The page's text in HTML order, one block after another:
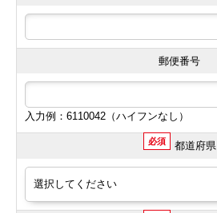
郵便番号
入力例：6110042（ハイフンなし）
必須 都道府県